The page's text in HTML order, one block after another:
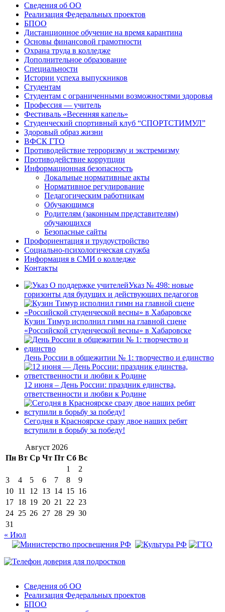
Сведения об ОО
Реализация Федеральных проектов
БПОО
Дистанционное обучение на время карантина
Основы финансовой грамотности
Охрана труда в колледже
Дополнительное образование
Специальности
Истории успеха выпускников
Студентам
Студентам с ограниченными возможностями здоровья
Профессия — учитель
Фестиваль «Весенняя капель»
Студенческий спортивный клуб “СПОРТСТИМУЛ”
Здоровый образ жизни
ВФСК ГТО
Противодействие терроризму и экстремизму
Противодействие коррупции
Информационная безопасность
Локальные нормативные акты
Нормативное регулирование
Педагогическим работникам
Обучающимся
Родителям (законным представителям)
обучающихся
Безопасные сайты
Профориентация и трудоустройство
Социально-психологическая служба
Информация в СМИ о колледже
Контакты
Указ № 498: новые
горизонты для будущих и действующих педагогов
Кузин Тимур исполнил гимн на главной сцене
«Российской студенческой весны» в Хабаровске
День России в общежитии № 1: творчество и единство
12 июня – День России: праздник единства,
ответственности и любви к Родине
Сегодня в Красноярске сразу двое наших ребят
вступили в борьбу за победу!
Август 2026
Пн Вт Ср Чт Пт Сб Вс
1
2
3
4 5 6 7 8
9
10 11 12 13 14 15 16
17 18 19 20 21 22 23
24 25 26 27 28 29 30
31
« Июл
Сведения об ОО
Реализация Федеральных проектов
БПОО